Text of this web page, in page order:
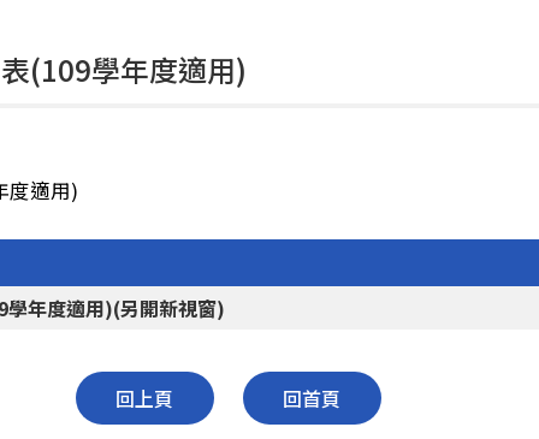
(109學年度適用)
度適用)
學年度適用)(另開新視窗)
回上頁 回首頁